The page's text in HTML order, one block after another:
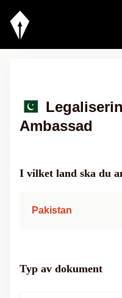
Ambassad
I vilket land ska du
Pakistan
Typ av dokument